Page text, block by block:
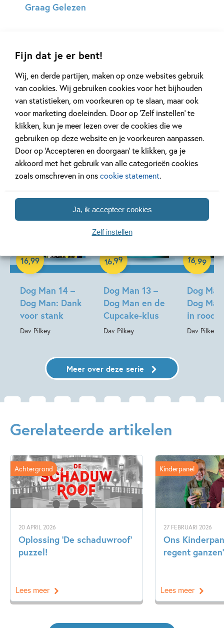
Fijn dat je er bent!
Wij, en derde partijen, maken op onze websites gebruik
van cookies. Wij gebruiken cookies voor het bijhouden
van statistieken, om voorkeuren op te slaan, maar ook
voor marketing doeleinden. Door op ‘Zelf instellen’ te
klikken, kun je meer lezen over de cookies die we
gebruiken op deze website en je voorkeuren aanpassen.
Door op ‘Accepteren en doorgaan’ te klikken, ga je
akkoord met het gebruik van alle categorieën cookies
zoals omschreven in onscookie statement.
Ja, ik accepteer cookies
Zelf instellen
Graag Gelezen
Andere boeken uit de serie 'Dog Man'
Dog Man 14 –
Dog Man: Dank
voor stank
Dav Pilkey
16,99
Dog Man 13 –
Dog Man en de
Cupcake-klus
Dav Pilkey
16,99
Dog
Dog
in rood
Dav Pilkey
16,99
Meer over deze serie
Gerelateerde artikelen
20 APRIL 2026
Oplossing ‘De schaduwroof’
puzzel!
Achtergrond
Lees meer
27 FEBRUARI 2026
Ons
regent ganzen’
Kinderpanel
Lees meer